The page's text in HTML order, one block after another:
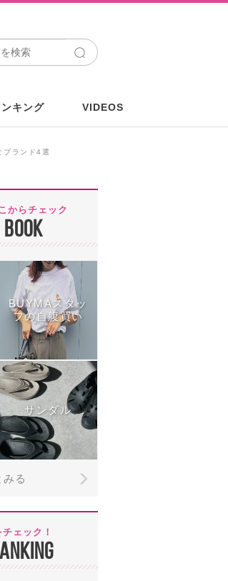
ンキング VIDEOS
ブランド4選
からチェック
BUYMAスタッ
フの自腹買い
サンダル
みる
ェック！